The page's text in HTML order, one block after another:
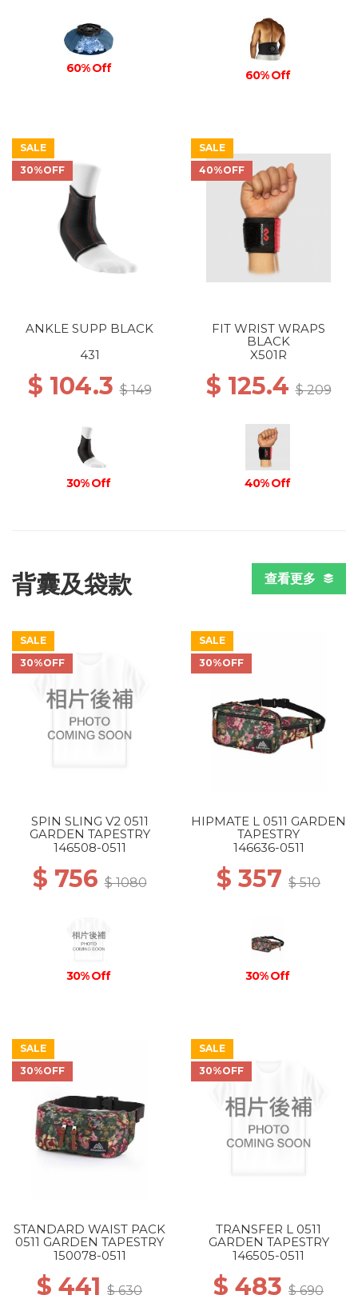
60% Off 60% Off
SALE
30%OFF
ANKLE SUPP BLACK
431
$ 104.3$ 149
30% Off
SALE
40%OFF
FIT WRIST WRAPS
BLACK
X501R
$ 125.4$ 209
40% Off
背囊及袋款 查看更多
SALE
30%OFF
SPIN SLING V2 0511
GARDEN TAPESTRY
146508-0511
$ 756$ 1080
30% Off
SALE
30%OFF
HIPMATE L 0511 GARDEN
TAPESTRY
146636-0511
$ 357 $ 510
30% Off
SALE
30%OFF
STANDARD WAIST PACK
0511 GARDEN TAPESTRY
150078-0511
$ 441 $ 630
SALE
30%OFF
TRANSFER L 0511
GARDEN TAPESTRY
146505-0511
$ 483 $ 690